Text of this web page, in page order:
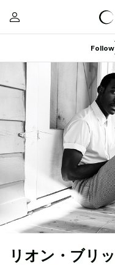
Follow
リオン・ブリ